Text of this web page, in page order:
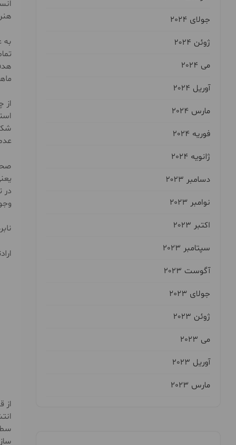
به
از
در
از
جولای 2024
ژوئن 2024
می 2024
آوریل 2024
مارس 2024
فوریه 2024
ژانویه 2024
دسامبر 2023
نوامبر 2023
اکتبر 2023
سپتامبر 2023
آگوست 2023
جولای 2023
ژوئن 2023
می 2023
آوریل 2023
مارس 2023